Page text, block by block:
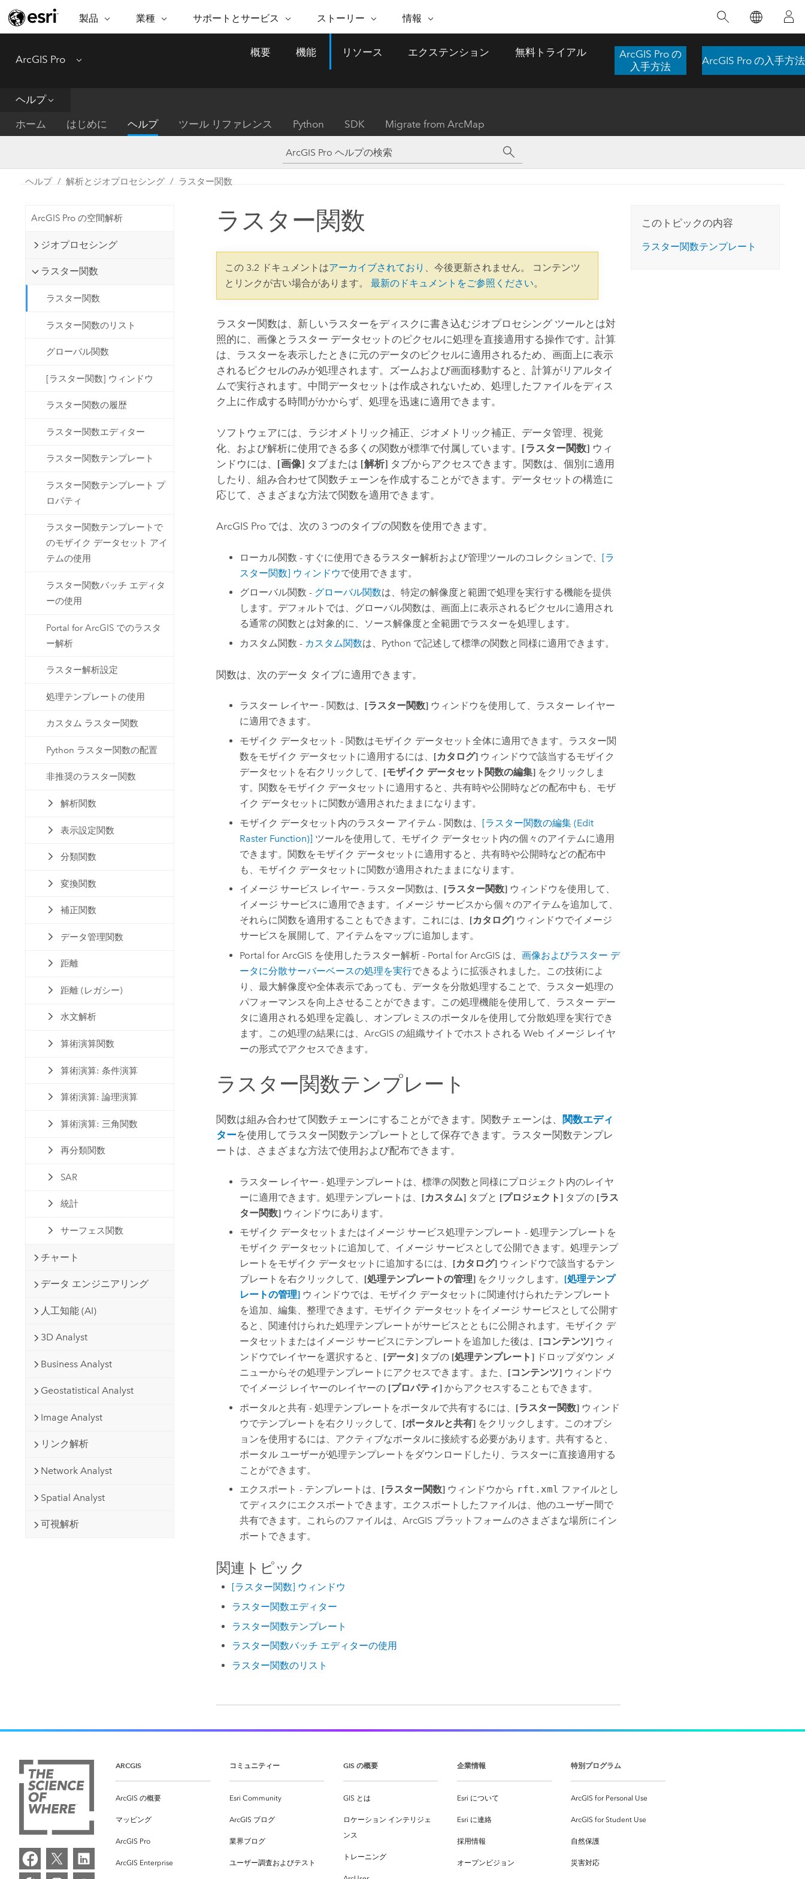
製品
ARCGIS
ArcGIS Online
完全な SaaS マッピング プラット
ArcGIS Pro
ArcGIS Enterprise
テム
開発者向けテクノロジー
ケーションの構築
すべてのプロダクト
機能
位置情報を分析に活用
空間データの統合、編集、共有
Esri ストア
Esri の ArcGIS 製品
られています。 技術がどのようなものかを
ブ マップを試したり、製品の機能を調べた
業種
業種
自然保護
公共エネルギー
地方自治体
持続可能な開発
電気通信
交通機関
注目のイニシアティブ
インフラストラクチャ管理
的アプローチは、インフラストラクチャ プ
ロジェクトが周囲の環境とどのように関連
しているかをリーダーが理解するのに役立
インフラストラクチャ管理の探索
サポートとサービス
サポートとサービス セルフサービス
ArcGIS ブログ
ドキュメント
するために使用される空間統計技術を探索
ストーリー
ESRI ストーリー
Esri ブログ
実世界のグローバルな GIS
技術革新
ー リーダーの声
ArcNews
業界ニュースと ArcGIS 更
すべてのストーリー
リケーションを構築し、重要な救助活動を
ストーリーを読む
情報
ESRI について
パートナー
採用情報
イノベーションへの取り
組み
ーメーション
注目
ArcGIS Pro Menu
概要 機能 リソース エクステンション 無料トライアル
ArcGIS Pro の
入手方法
ArcGIS Pro の入手方法
ヘルプ
ホーム はじめに ヘルプ ツール リファレンス Python SDK Migrate from ArcMap
ヘルプ 解析とジオプロセシング ラスター関数
ArcGIS Pro の空間解析
ジオプロセシング
ラスター関数
ラスター関数
ラスター関数のリスト
グローバル関数
[ラスター関数] ウィンドウ
ラスター関数の履歴
ラスター関数エディター
ラスター関数テンプレート
ラスター関数テンプレート プ
ロパティ
ラスター関数テンプレートで
のモザイク データセット アイ
テムの使用
ラスター関数バッチ エディタ
ーの使用
Portal for ArcGIS でのラスタ
ー解析
ラスター解析設定
処理テンプレートの使用
カスタム ラスター関数
Python ラスター関数の配置
非推奨のラスター関数
解析関数
表示設定関数
分類関数
変換関数
補正関数
データ管理関数
距離
距離 (レガシー)
水文解析
算術演算関数
算術演算: 条件演算
算術演算: 論理演算
算術演算: 三角関数
再分類関数
SAR
統計
サーフェス関数
チャート
データ エンジニアリング
人工知能 (AI)
3D Analyst
Business Analyst
Geostatistical Analyst
Image Analyst
リンク解析
Network Analyst
Spatial Analyst
可視解析
ラスター関数
この 3.2 ドキュメントはアーカイブされており 、今後更新されません。 コンテンツ
とリンクが古い場合があります。最新のドキュメントをご参照ください。
ラスター関数は、新しいラスターをディスクに書き込むジオプロセシング ツールとは対
照的に、画像とラスター データセットのピクセルに処理を直接適用する操作です。計算
は、ラスターを表示したときに元のデータのピクセルに適用されるため、画面上に表示
されるピクセルのみが処理されます。ズームおよび画面移動すると、計算がリアルタイ
ムで実行されます。中間データセットは作成されないため、処理したファイルをディス
ク上に作成する時間がかからず、処理を迅速に適用できます。
ソフトウェアには、ラジオメトリック補正、ジオメトリック補正、データ管理、視覚
化、および解析に使用できる多くの関数が標準で付属しています。 [ラスター関数] ウィ
ンドウには、 [画像] タブまたは [解析] タブからアクセスできます。関数は、個別に適用
したり、組み合わせて関数チェーンを作成することができます。データセットの構造に
応じて、さまざまな方法で関数を適用できます。
ArcGIS Pro では、次の 3 つのタイプの関数を使用できます。
ローカル関数 - すぐに使用できるラスター解析および管理ツールのコレクションで、 [ラ
スター関数] ウィンドウで使用できます。
グローバル関数 - グローバル関数は、特定の解像度と範囲で処理を実行する機能を提供
します。デフォルトでは、グローバル関数は、画面上に表示されるピクセルに適用され
る通常の関数とは対象的に、ソース解像度と全範囲でラスターを処理します。
カスタム関数 - カスタム関数は、Python で記述して標準の関数と同様に適用できます。
関数は、次のデータ タイプに適用できます。
ラスター レイヤー - 関数は、 [ラスター関数]ウィンドウを使用して、ラスター レイヤー
に適用できます。
モザイク データセット - 関数はモザイク データセット全体に適用できます。ラスター関
数をモザイク データセットに適用するには、 [カタログ]ウィンドウで該当するモザイク
データセットを右クリックして、 [モザイク データセット関数の編集]をクリックしま
す。関数をモザイク データセットに適用すると、共有時や公開時などの配布中も、モザ
イク データセットに関数が適用されたままになります。
モザイク データセット内のラスター アイテム - 関数は、 [ラスター関数の編集 (Edit
Raster Function)] ツールを使用して、モザイク データセット内の個々のアイテムに適用
できます。関数をモザイク データセットに適用すると、共有時や公開時などの配布中
も、モザイク データセットに関数が適用されたままになります。
イメージ サービス レイヤー - ラスター関数は、 [ラスター関数]ウィンドウを使用して、
イメージ サービスに適用できます。イメージ サービスから個々のアイテムを追加して、
それらに関数を適用することもできます。これには、 [カタログ]ウィンドウでイメージ
サービスを展開して、アイテムをマップに追加します。
Portal for ArcGIS を使用したラスター解析 - Portal for ArcGIS は、 画像およびラスター デ
ータに分散サーバーベースの処理を実行できるように拡張されました。この技術によ
り、最大解像度や全体表示であっても、データを分散処理することで、ラスター処理の
パフォーマンスを向上させることができます。この処理機能を使用して、ラスター デー
タに適用される処理を定義し、オンプレミスのポータルを使用して分散処理を実行でき
ます。この処理の結果には、ArcGIS の組織サイトでホストされる Web イメージ レイヤ
ーの形式でアクセスできます。
ラスター関数テンプレート
関数は組み合わせて関数チェーンにすることができます。関数チェーンは、 関数エディ
ターを使用してラスター関数テンプレートとして保存できます。ラスター関数テンプレ
ートは、さまざまな方法で使用および配布できます。
ラスター レイヤー - 処理テンプレートは、標準の関数と同様にプロジェクト内のレイヤ
ーに適用できます。処理テンプレートは、 [カスタム]タブと [プロジェクト]タブの [ラス
ター関数]ウィンドウにあります。
モザイク データセットまたはイメージ サービス処理テンプレート - 処理テンプレートを
モザイク データセットに追加して、イメージ サービスとして公開できます。処理テンプ
レートをモザイク データセットに追加するには、 [カタログ]ウィンドウで該当するテン
プレートを右クリックして、 [処理テンプレートの管理]をクリックします。 [処理テンプ
レートの管理]ウィンドウでは、モザイク データセットに関連付けられたテンプレート
を追加、編集、整理できます。モザイク データセットをイメージ サービスとして公開す
ると、関連付けられた処理テンプレートがサービスとともに公開されます。モザイク デ
ータセットまたはイメージ サービスにテンプレートを追加した後は、 [コンテンツ]ウィ
ンドウでレイヤーを選択すると、 [データ]タブの [処理テンプレート]ドロップダウン メ
ニューからその処理テンプレートにアクセスできます。また、 [コンテンツ]ウィンドウ
でイメージ レイヤーのレイヤーの [プロパティ]からアクセスすることもできます。
ポータルと共有 - 処理テンプレートをポータルで共有するには、 [ラスター関数]ウィンド
ウでテンプレートを右クリックして、 [ポータルと共有]をクリックします。このオプシ
ョンを使用するには、アクティブなポータルに接続する必要があります。共有すると、
ポータル ユーザーが処理テンプレートをダウンロードしたり、ラスターに直接適用する
ことができます。
エクスポート - テンプレートは、 [ラスター関数]ウィンドウから rft.xml ファイルとし
てディスクにエクスポートできます。エクスポートしたファイルは、他のユーザー間で
共有できます。これらのファイルは、ArcGIS プラットフォームのさまざまな場所にイン
ポートできます。
関連トピック
[ラスター関数] ウィンドウ
ラスター関数エディター
ラスター関数テンプレート
ラスター関数バッチ エディターの使用
ラスター関数のリスト
このトピックの内容
ラスター関数テンプレート
ARCGIS
ArcGIS の概要
マッピング
ArcGIS Pro
ArcGIS Enterprise
コミュニティー
Esri Community
ArcGIS ブログ
業界ブログ
ユーザー調査およびテスト
GIS の概要
GIS とは
ロケーション インテリジェ
ンス
トレーニング
企業情報
Esri について
Esri に連絡
採用情報
オープンビジョン
特別プログラム
ArcGIS for Personal Use
ArcGIS for Student Use
自然保護
災害対応